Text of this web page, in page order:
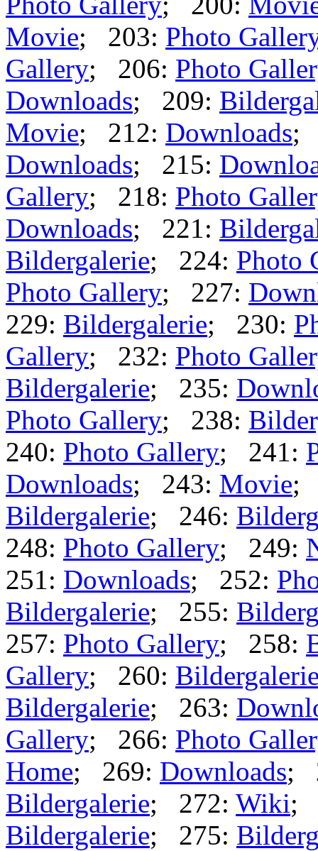
Movie; 203: Photo
Gallery; 206: Photo
Downloads; 209:
Movie; 212: Downloads;
Downloads; 215:
Gallery; 218: Photo
Downloads; 221:
Bildergalerie; 224: Photo
Photo Gallery; 227:
229: Bildergalerie; 230:
Gallery; 232: Photo
Bildergalerie; 235:
Photo Gallery; 238:
240: Photo Gallery; 241:
Downloads; 243: Movie;
Bildergalerie; 246:
248: Photo Gallery; 249:
251: Downloads; 252:
Bildergalerie; 255:
257: Photo Gallery; 258:
Gallery; 260:
Bildergalerie; 263:
Gallery; 266: Photo
Home; 269: Downloads;
Bildergalerie; 272: Wiki;
Bildergalerie; 275: